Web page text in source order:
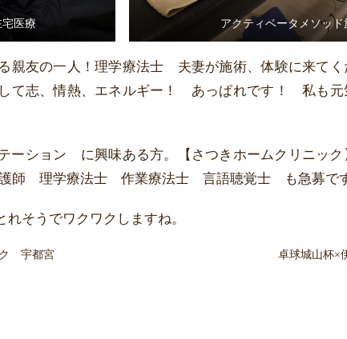
医療 アクティベータメソッド
親友の一人！理学療法士 夫妻が施術、体験に来て
て志、情熱、エネルギー！ あっぱれです！ 私も元
ション に興味ある方。【さつきホームクリニック
師 理学療法士 作業療法士 言語聴覚士 も急募で
そうでワクワクしますね。
ク 宇都宮
卓球城山杯×